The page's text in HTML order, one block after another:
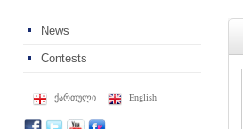
News
Contests
ქართული English